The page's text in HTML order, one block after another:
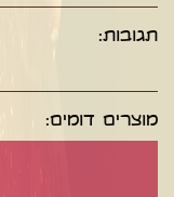
תגובות:
מוצרים דומים: